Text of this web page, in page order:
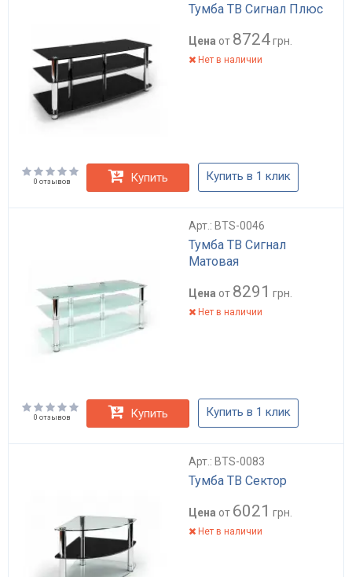
Тумба ТВ Сигнал Плюс
Цена от 8724грн.
Нет в наличии
0 отзывов Купить Купить в 1 клик
Арт.: BTS-0046
Тумба ТВ Сигнал
Матовая
Цена от 8291 грн.
Нет в наличии
0 отзывов Купить Купить в 1 клик
Арт.: BTS-0083
Тумба ТВ Сектор
Цена от 6021 грн.
Нет в наличии